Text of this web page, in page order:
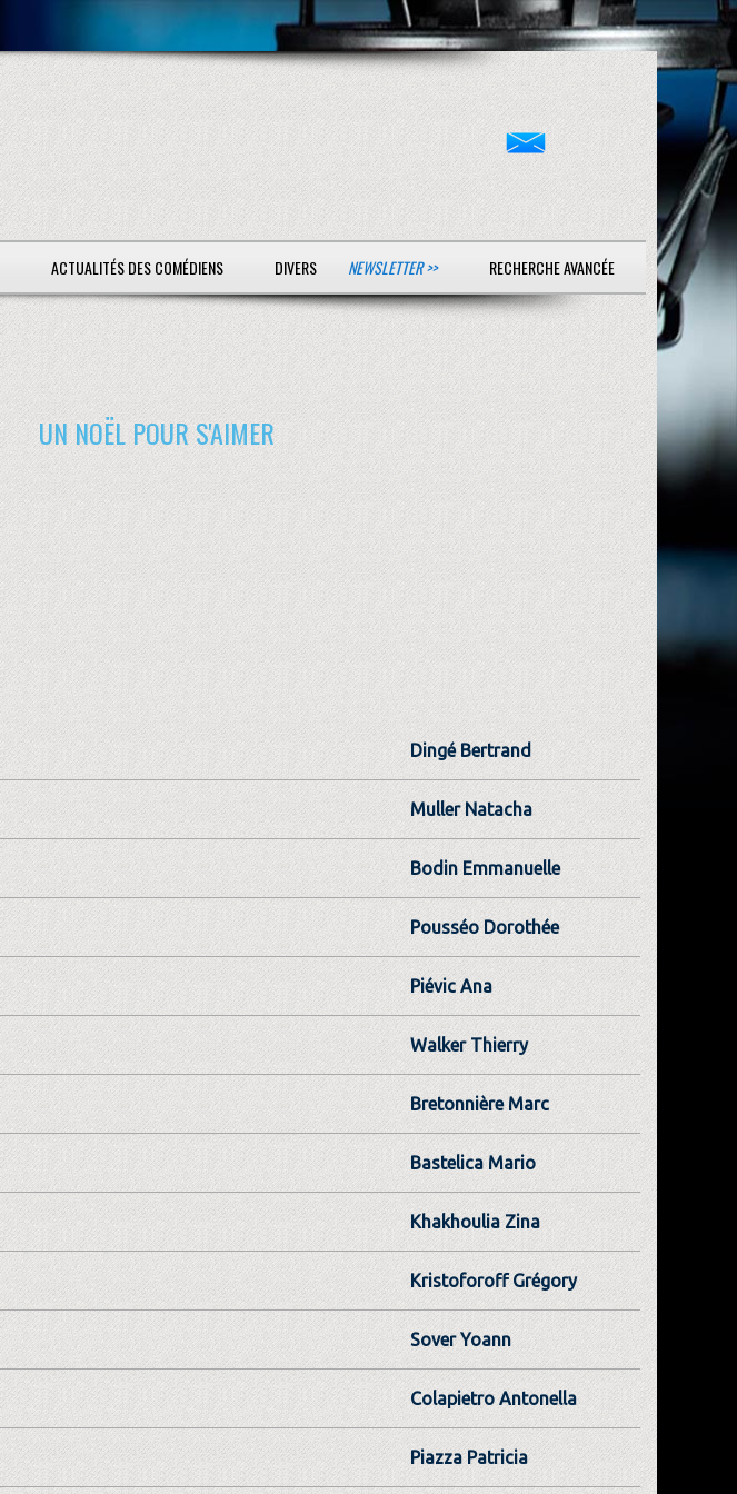
ACTUALITÉS DES COMÉDIENS DIVERS NEWSLETTER >> RECHERCHE AVANCÉE
UN NOËL POUR S'AIMER
Dingé Bertrand
Muller Natacha
Bodin Emmanuelle
Pousséo Dorothée
Piévic Ana
Walker Thierry
Bretonnière Marc
Bastelica Mario
Khakhoulia Zina
Kristoforoff Grégory
Sover Yoann
Colapietro Antonella
Piazza Patricia